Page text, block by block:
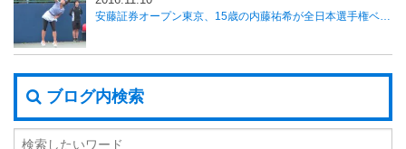
安藤証券オープン東京、15歳の内藤祐希が全日本選手権ベスト8に勝利し初戦突破
ブログ内検索